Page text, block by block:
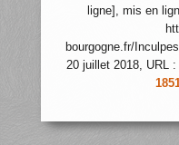
ligne], mis en
bourgogne.fr/
20 juillet 2018, URL :